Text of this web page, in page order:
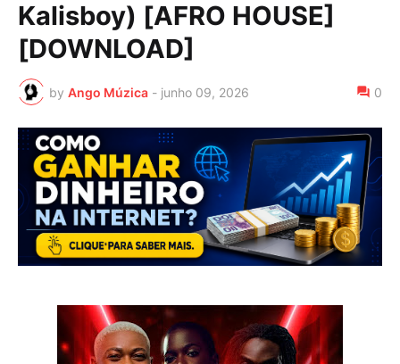
Kalisboy) [AFRO HOUSE]
[DOWNLOAD]
by Ango Múzica - junho 09, 2026 0